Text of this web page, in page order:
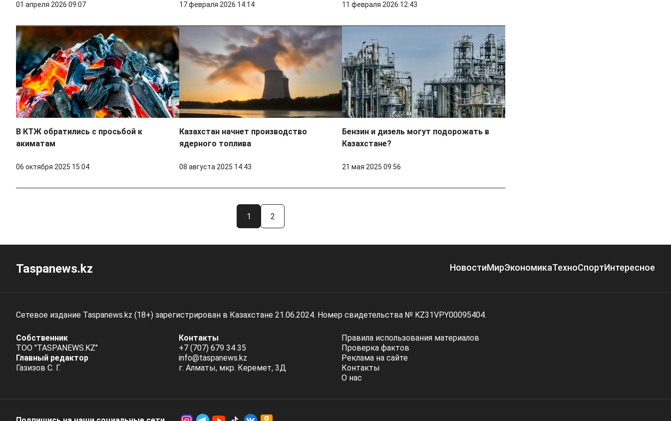
01 апреля 2026 09:07 17 февраля 2026 14:14 11 февраля 2026 12:43
В КТЖ обратились с просьбой к
акиматам
06 октября 2025 15:04
Казахстан начнет производство
ядерного топлива
08 августа 2025 14:43
Бензин и дизель могут подорожать в
Казахстане?
21 мая 2025 09:56
1 2
Taspanews.kz НовостиМирЭкономикаТехноСпортИнтересное
Сетевое издание Taspanews.kz (18+) зарегистрирован в Казахстане 21.06.2024. Номер свидетельства № KZ31VPY00095404.
Собственник
ТОО "TASPANEWS.KZ"
Главный редактор
Газизов С. Г.
Контакты
+7 (707) 679 34 35
info@taspanews.kz
г. Алматы, мкр. Керемет, 3Д
Правила использования материалов
Проверка фактов
Реклама на сайте
Контакты
О нас